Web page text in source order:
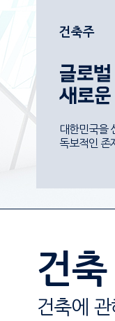
건축주
대한민국을
독보적인 존
건
건축에